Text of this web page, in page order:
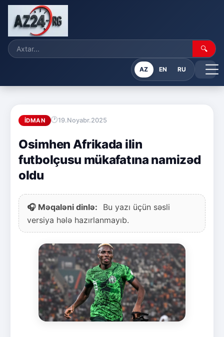
🔍
AZ EN RU
İDMAN 19.Noyabr.2025
Osimhen Afrikada ilin
futbolçusu mükafatına namizəd
oldu
🎧 Məqaləni dinlə:
Bu yazı üçün səsli
versiya hələ hazırlanmayıb.